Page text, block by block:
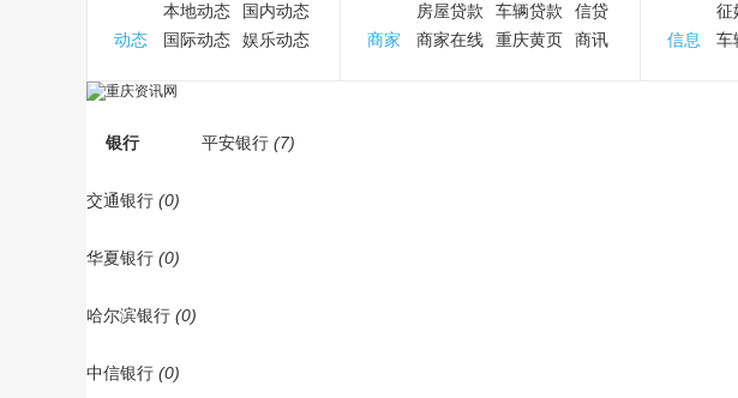
动态
本地动态
国内动态
国际动态
娱乐动态 商家
房屋贷款 车辆贷款
信贷
商家在线
重庆黄页 商讯 信息
征
车
银行 平安银行 (7)
交通银行 (0)
华夏银行 (0)
哈尔滨银行 (0)
中信银行 (0)